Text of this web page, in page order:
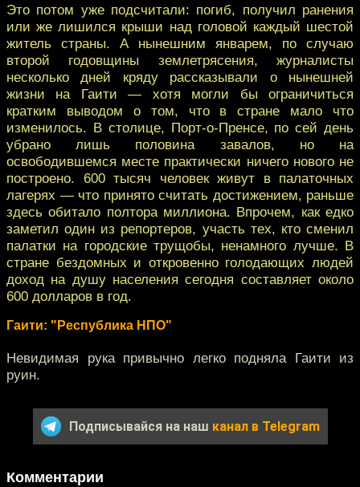
Это потом уже подсчитали: погиб, получил ранения
или же лишился крыши над головой каждый шестой
житель страны. А нынешним январем, по случаю
второй годовщины землетрясения, журналисты
несколько дней кряду рассказывали о нынешней
жизни на Гаити — хотя могли бы ограничиться
кратким выводом о том, что в стране мало что
изменилось. В столице, Порт-о-Пренсе, по сей день
убрано лишь половина завалов, но на
освободившемся месте практически ничего нового не
построено. 600 тысяч человек живут в палаточных
лагерях — что принято считать достижением, раньше
здесь обитало полтора миллиона. Впрочем, как едко
заметил один из репортеров, участь тех, кто сменил
палатки на городские трущобы, ненамного лучше. В
стране бездомных и откровенно голодающих людей
доход на душу населения сегодня составляет около
600 долларов в год.
Гаити: "Республика НПО"
Невидимая рука привычно легко подняла Гаити из
руин.
Подписывайся на наш канал в Telegram
Комментарии